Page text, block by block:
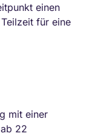
einen
für eine
mit einer
22